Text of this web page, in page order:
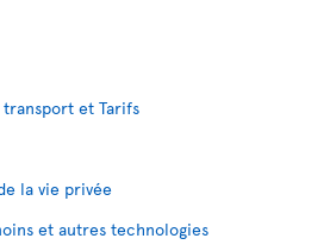
et Tarifs
la vie privée
et autres technologies